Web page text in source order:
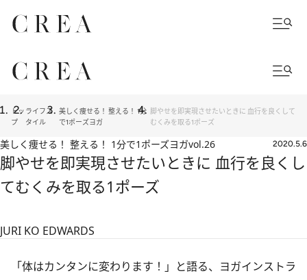
トッ
プ
ライフス
タイル
美しく痩せる！ 整える！ 1分
で1ポーズヨガ
脚やせを即実現させたいときに 血行を良くして
むくみを取る1ポーズ
美しく痩せる！ 整える！ 1分で1ポーズヨガvol.26 2020.5.6
脚やせを即実現させたいときに 血行を良くし
てむくみを取る1ポーズ
JURI KO EDWARDS
「体はカンタンに変わります！」と語る、ヨガインストラ